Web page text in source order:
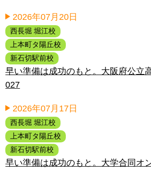
2026年07月20日
西長堀 堀江校
上本町タ陽丘校
新石切駅前校
早い準備は成功のもと。大阪府公立
027
2026年07月17日
西長堀 堀江校
上本町タ陽丘校
新石切駅前校
早い準備は成功のもと。大学合同オ